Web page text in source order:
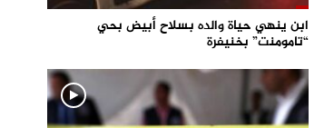
ابن ينهي حياة والده بسلاح أبيض بحي
“تامومنت” بخنيفرة